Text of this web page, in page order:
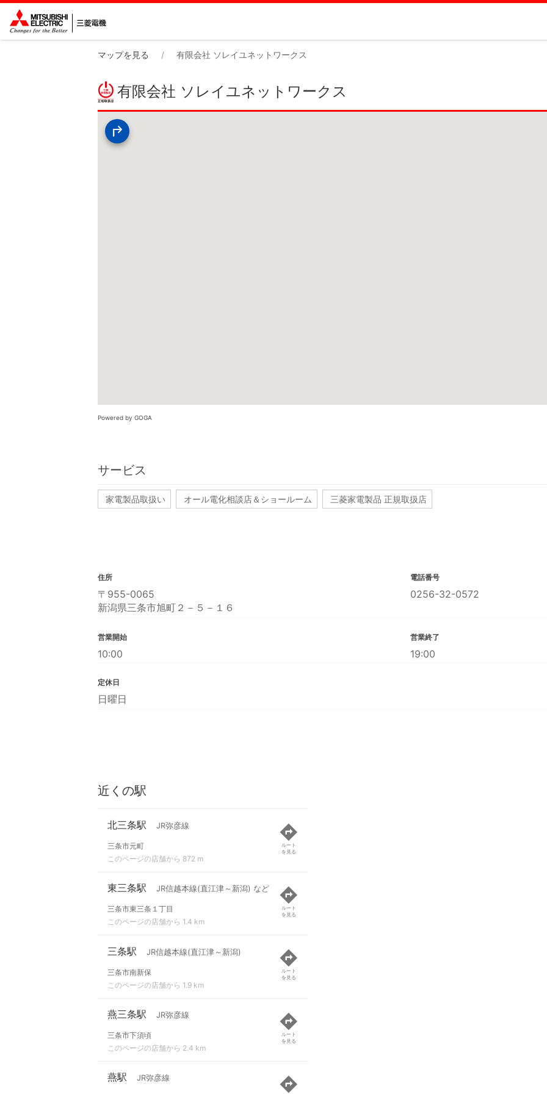
マップを見る 有限会社 ソレイユネットワークス
有限会社 ソレイユネットワークス
Powered by GOGA
サービス
家電製品取扱い オール電化相談店＆ショールーム 三菱家電製品 正規取扱店
住所
〒955-0065
新潟県三条市旭町２－５－１６
電話番号
0256-32-0572
営業開始
10:00
営業終了
19:00
定休日
日曜日
近くの駅
北三条駅 JR弥彦線
三条市元町
このページの店舗から 872 m
ルート
を見る
東三条駅 JR信越本線(直江津～新潟) など
三条市東三条１丁目
このページの店舗から 1.4 km
ルート
を見る
三条駅 JR信越本線(直江津～新潟)
三条市南新保
このページの店舗から 1.9 km
ルート
を見る
燕三条駅 JR弥彦線
三条市下須頃
このページの店舗から 2.4 km
ルート
を見る
燕駅 JR弥彦線